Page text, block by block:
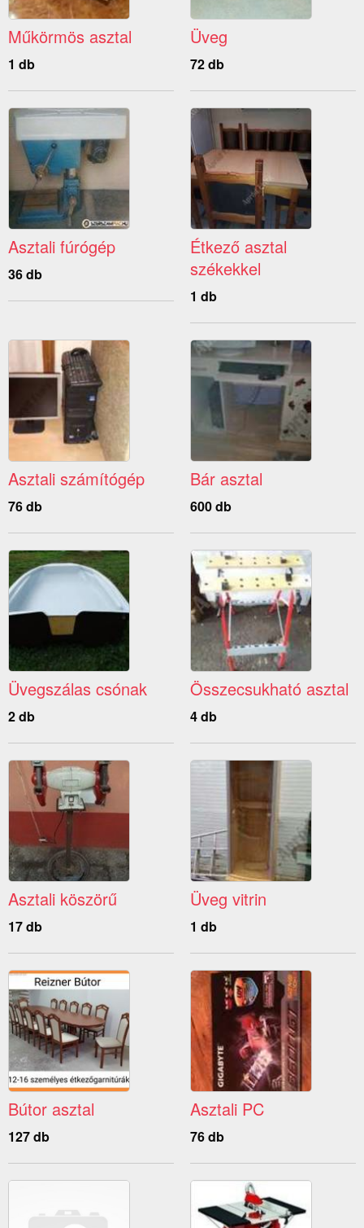
Műkörmös asztal
1 db
Üveg
72 db
Asztali fúrógép
36 db
Étkező asztal
székekkel
1 db
Asztali számítógép
76 db
Bár asztal
600 db
Üvegszálas csónak
2 db
Összecsukható asztal
4 db
Asztali köszörű
17 db
Üveg vitrin
1 db
Bútor asztal
127 db
Asztali PC
76 db